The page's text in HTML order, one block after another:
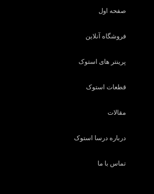
صفحه اول
فروشگاه آنلاین
پرینتر های استوک
قطعات استوک
مقالات
درباره درسا استوک
تماس با ما